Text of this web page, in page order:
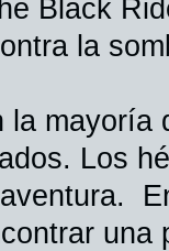
Black
la
la mayoría
Los
aventura.
una